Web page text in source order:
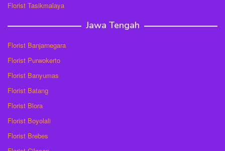
Florist Tasikmalaya
Jawa Tengah
Florist Banjarnegara
Florist Purwokerto
Florist Banyumas
Florist Batang
Florist Blora
Florist Boyolali
Florist Brebes